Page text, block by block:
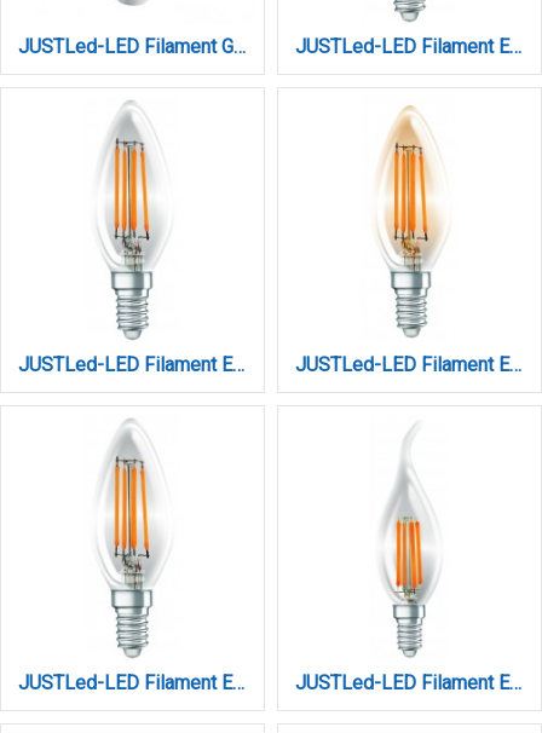
JUSTLed-LED Filament G45 Ε27 6W 4000K Φυσικό (B274506102) JUSTLed-LED Filament Ε14 C35 4W 4000K Φυσικό (B143504102)
JUSTLed-LED Filament Ε14 C35 4W 4000K Φυσικό (B143504202) JUSTLed-LED Filament Ε14 C35 6W 3000K Φυσικό Amber Dimmable (B143506401)
JUSTLed-LED Filament Ε14 C35 6W 4000K Φυσικό (B143506102) JUSTLed-LED Filament Ε14 C35L 6W 4000K Φυσικό (B143506302)